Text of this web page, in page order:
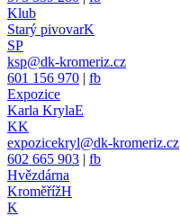
Klub
Starý pivovarK
SP
ksp@dk-kromeriz.cz
601 156 970 | fb
Expozice
Karla KrylaE
KK
expozicekryl@dk-kromeriz.cz
602 665 903 | fb
Hvězdárna
KroměřížH
K